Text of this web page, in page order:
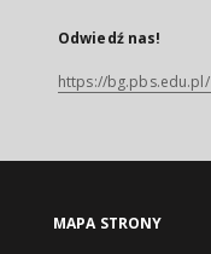
Odwiedź nas!
https://bg.pbs.edu.pl/
MAPA STRONY